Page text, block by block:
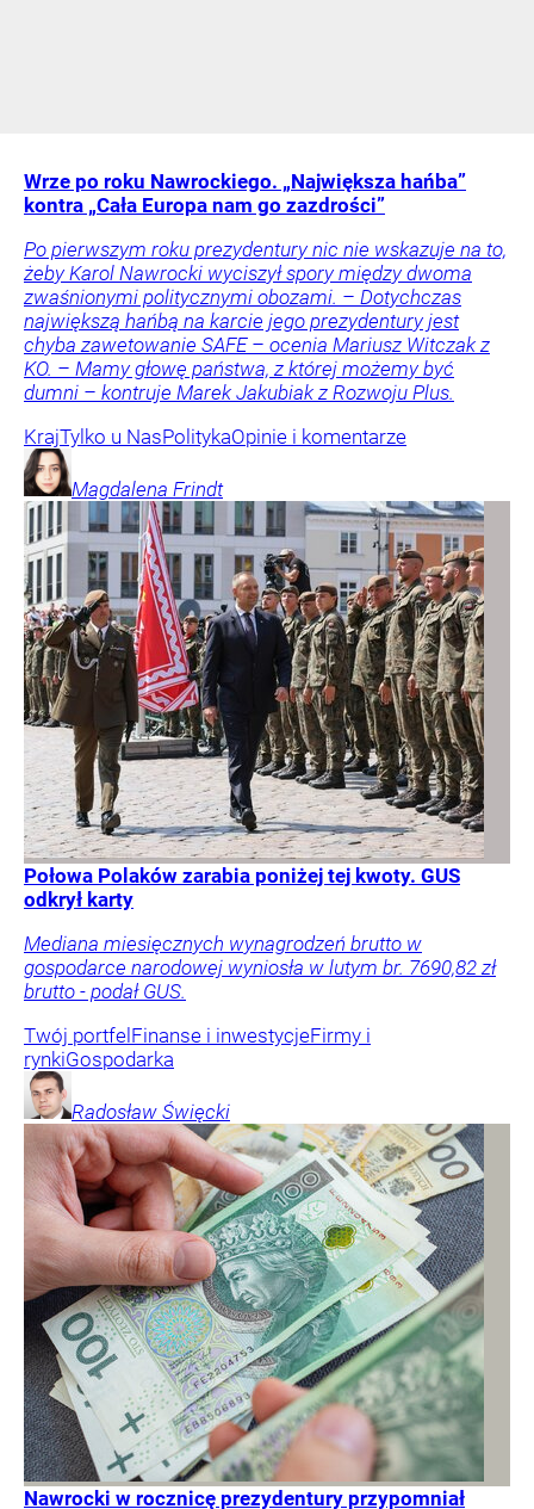
Wrze po roku Nawrockiego. „Największa hańba”
kontra „Cała Europa nam go zazdrości”
Po pierwszym roku prezydentury nic nie wskazuje na to,
żeby Karol Nawrocki wyciszył spory między dwoma
zwaśnionymi politycznymi obozami. – Dotychczas
największą hańbą na karcie jego prezydentury jest
chyba zawetowanie SAFE – ocenia Mariusz Witczak z
KO. – Mamy głowę państwa, z której możemy być
dumni – kontruje Marek Jakubiak z Rozwoju Plus.
KrajTylko u NasPolitykaOpinie i komentarze
Magdalena Frindt
Połowa Polaków zarabia poniżej tej kwoty. GUS
odkrył karty
Mediana miesięcznych wynagrodzeń brutto w
gospodarce narodowej wyniosła w lutym br. 7690,82 zł
brutto - podał GUS.
Twój portfel Finanse i inwestycjeFirmy i
rynkiGospodarka
Radosław Święcki
Nawrocki w rocznicę prezydentury przypomniał